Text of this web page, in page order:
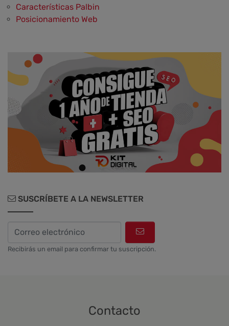
Características Palbin
Posicionamiento Web
Aplicaciones y Herramientas
Testimonios y Opiniones de Palbin.com
Diseño web y UX
SUSCRÍBETE A LA NEWSLETTER
Recibirás un email para confirmar tu suscripción.
Contacto